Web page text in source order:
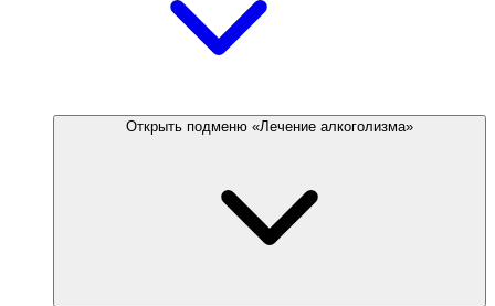
Открыть подменю «Лечение алкоголизма»